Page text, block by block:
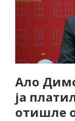
Ало
ја
отишле